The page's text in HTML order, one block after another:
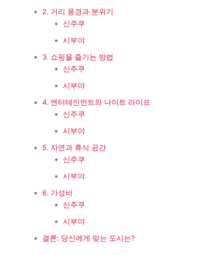
2. 거리 풍경과 분위기
신주쿠
시부야
3. 쇼핑을 즐기는 방법
신주쿠
시부야
4. 엔터테인먼트와 나이트 라이프
신주쿠
시부야
5. 자연과 휴식 공간
신주쿠
시부야
6. 가성비
신주쿠
시부야
결론: 당신에게 맞는 도시는?